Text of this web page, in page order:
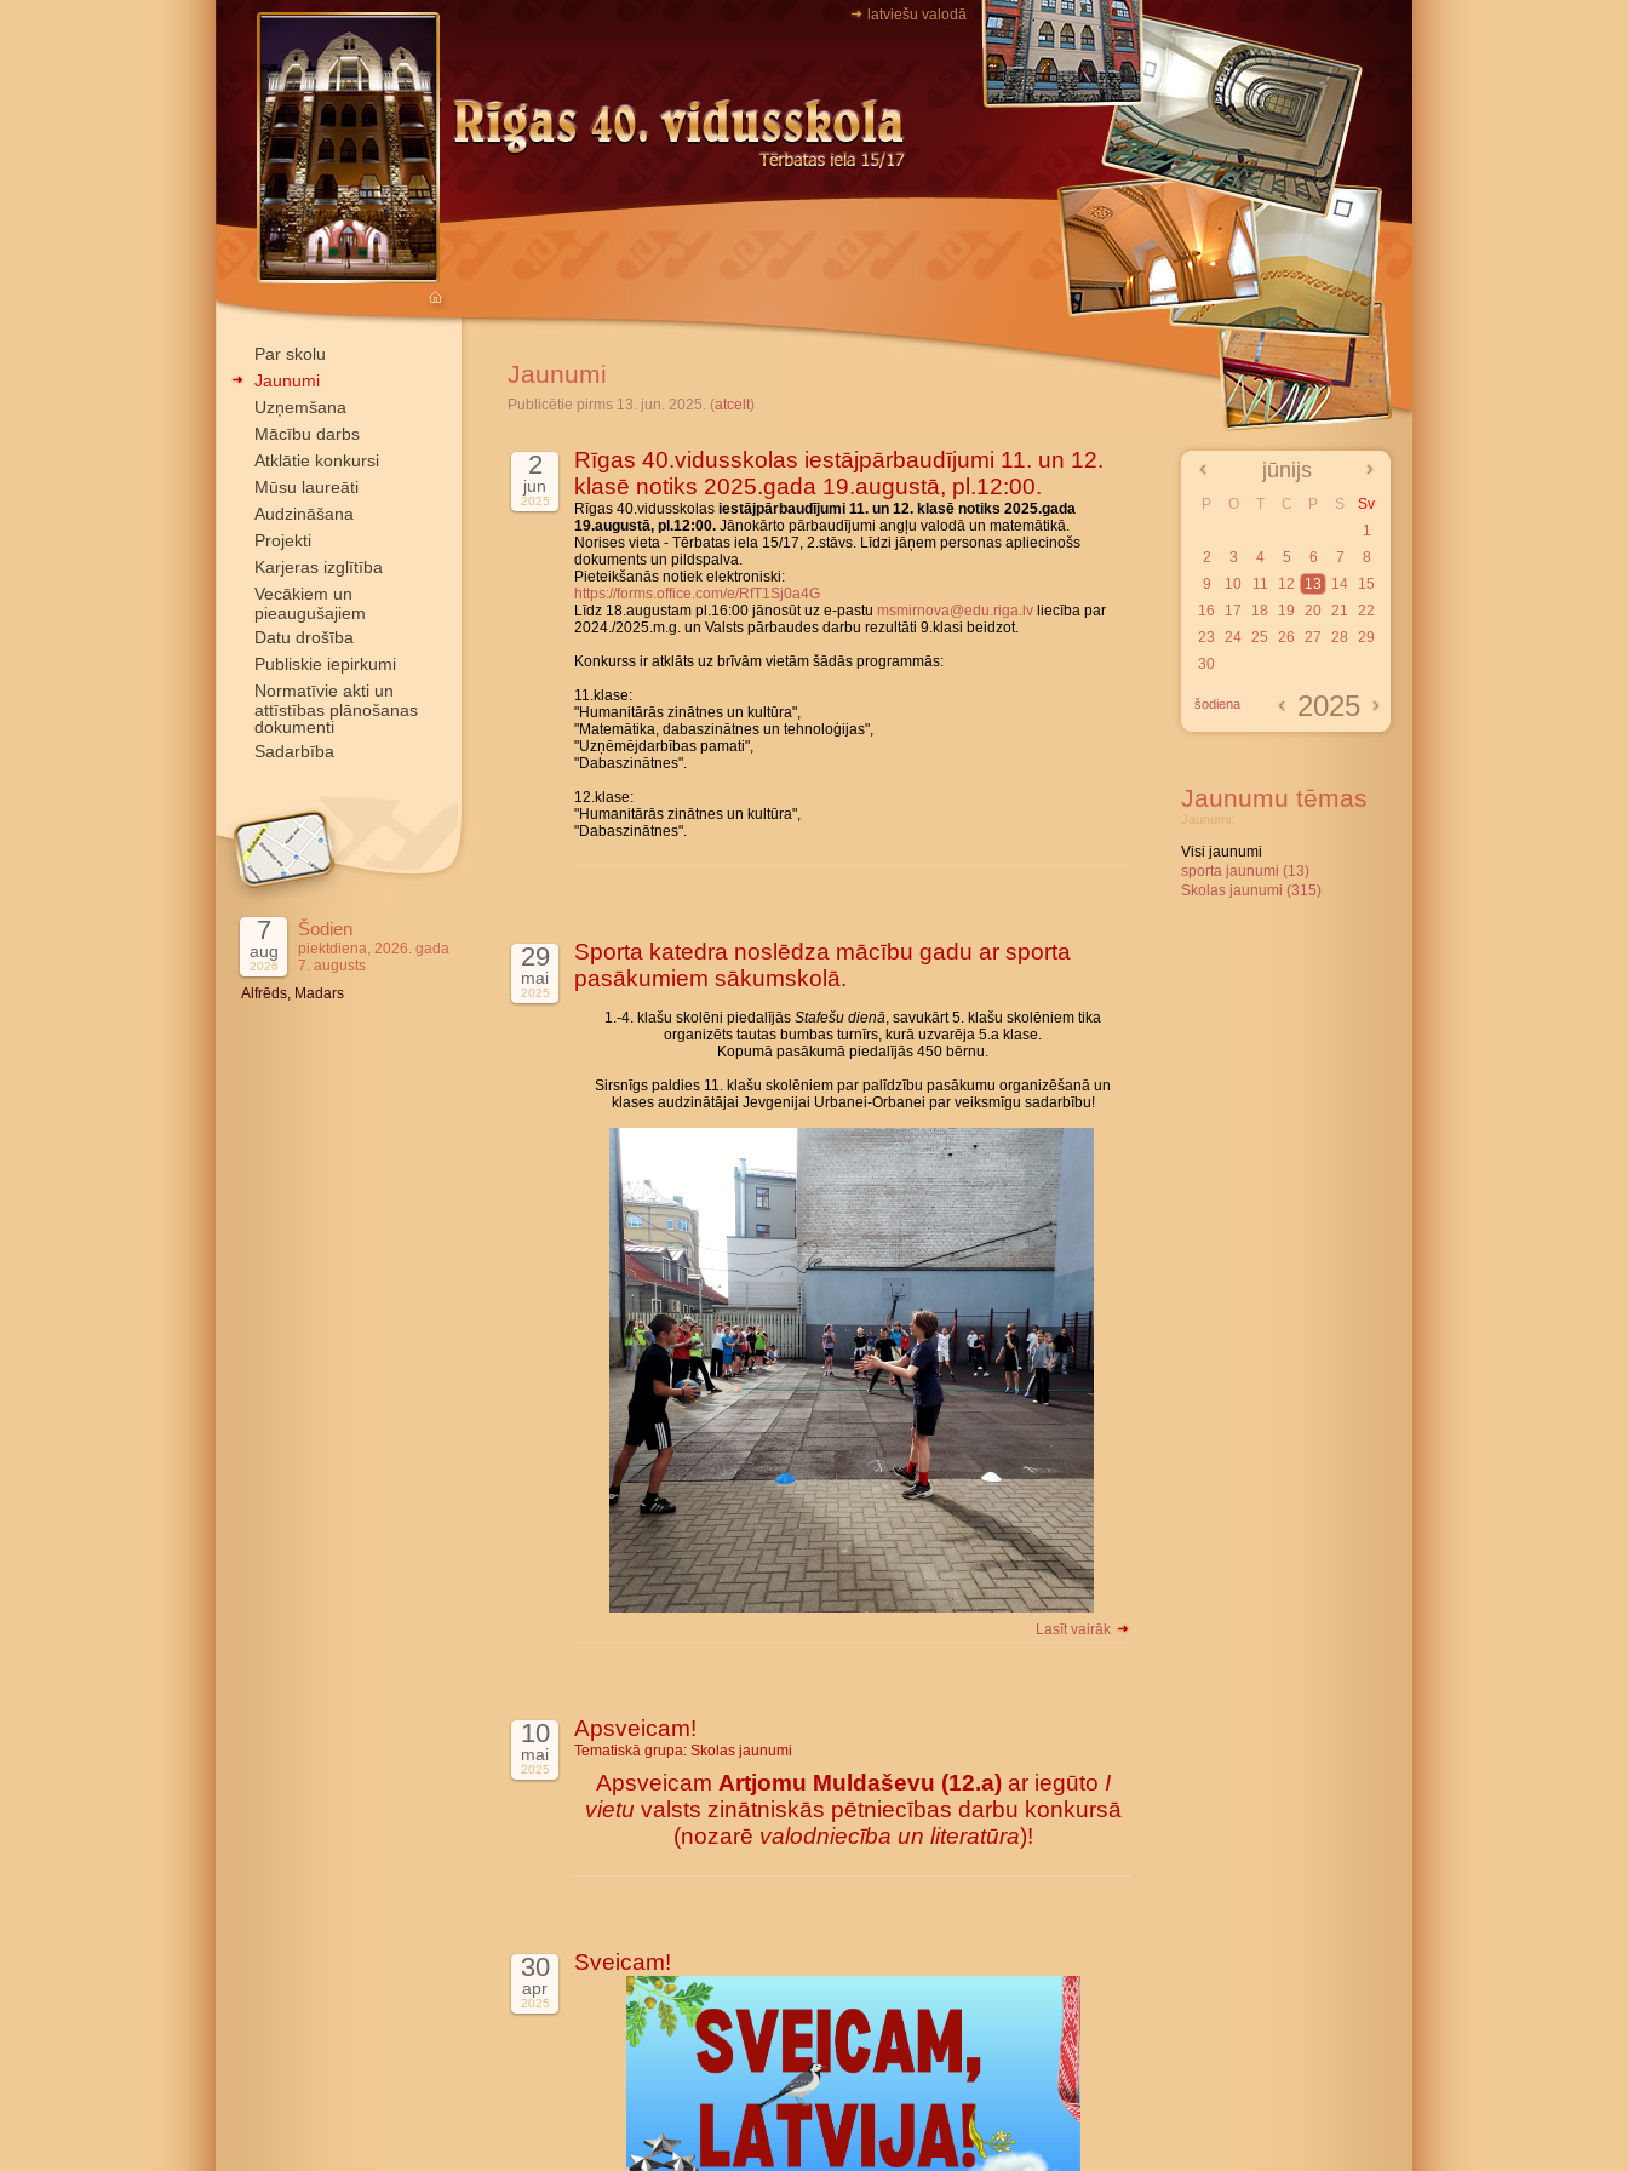
latviešu valodā
Par skolu
Jaunumi
Uzņemšana
Mācību darbs
Atklātie konkursi
Mūsu laureāti
Audzināšana
Projekti
Karjeras izglītība
Vecākiem un
pieaugušajiem
Datu drošība
Publiskie iepirkumi
Normatīvie akti un
attīstības plānošanas
dokumenti
Sadarbība
7
aug
2026
Šodien
piektdiena, 2026. gada
7. augusts
Alfrēds, Madars
Jaunumi
Publicētie pirms 13. jun. 2025. (atcelt)
2
jun
2025
Rīgas 40.vidusskolas iestājpārbaudījumi 11. un 12.
klasē notiks 2025.gada 19.augustā, pl.12:00.
Rīgas 40.vidusskolas iestājpārbaudījumi 11. un 12. klasē notiks 2025.gada
19.augustā, pl.12:00. Jānokārto pārbaudījumi angļu valodā un matemātikā.
Norises vieta - Tērbatas iela 15/17, 2.stāvs. Līdzi jāņem personas apliecinošs
dokuments un pildspalva.
Pieteikšanās notiek elektroniski:
https://forms.office.com/e/RfT1Sj0a4G
Līdz 18.augustam pl.16:00 jānosūt uz e-pastu msmirnova@edu.riga.lv liecība par
2024./2025.m.g. un Valsts pārbaudes darbu rezultāti 9.klasi beidzot.
Konkurss ir atklāts uz brīvām vietām šādās programmās:
11.klase:
"Humanitārās zinātnes un kultūra",
"Matemātika, dabaszinātnes un tehnoloģijas",
"Uzņēmējdarbības pamati",
"Dabaszinātnes".
12.klase:
"Humanitārās zinātnes un kultūra",
"Dabaszinātnes".
29
mai
2025
Sporta katedra noslēdza mācību gadu ar sporta
pasākumiem sākumskolā.
1.-4. klašu skolēni piedalījās Stafešu dienā, savukārt 5. klašu skolēniem tika
organizēts tautas bumbas turnīrs, kurā uzvarēja 5.a klase.
Kopumā pasākumā piedalījās 450 bērnu.
Sirsnīgs paldies 11. klašu skolēniem par palīdzību pasākumu organizēšanā un
klases audzinātājai Jevgenijai Urbanei-Orbanei par veiksmīgu sadarbību!
Lasīt vairāk
10
mai
2025
Apsveicam!
Tematiskā grupa: Skolas jaunumi
Apsveicam Artjomu Muldaševu (12.a)ar iegūto I
vietu valsts zinātniskās pētniecības darbu konkursā
(nozarē valodniecība un literatūra)!
30
apr
2025
Sveicam!
jūnijs
P O T C P S
Sv
1
2
3 4 5 6 7
8
9
10 11 12 13 14
15
16
17 18 19 20 21
22
23
24 25 26 27 28
29
30
šodiena 2025
Jaunumu tēmas
Jaunumi:
Visi jaunumi
sporta jaunumi (13)
Skolas jaunumi (315)